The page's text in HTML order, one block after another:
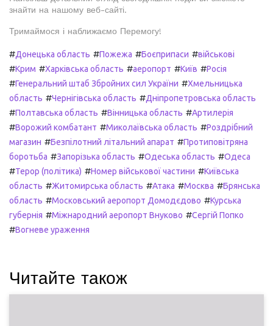
знайти на нашому веб-сайті.
Тримаймося і наближаємо Перемогу!
#Донецька область #Пожежа #Боєприпаси #військові
#Крим #Харківська область #аеропорт #Київ #Росія
#Генеральний штаб Збройних сил України #Хмельницька
область #Чернігівська область #Дніпропетровська область
#Полтавська область #Вінницька область #Артилерія
#Ворожий комбатант #Миколаївська область #Роздрібний
магазин #Безпілотний літальний апарат #Протиповітряна
боротьба #Запорізька область #Одеська область #Одеса
#Терор (політика) #Номер військової частини #Київська
область #Житомирська область #Атака #Москва #Брянська
область #Московський аеропорт Домодєдово #Курська
губернія #Міжнародний аеропорт Внуково #Сергій Попко
#Вогневе ураження
Читайте також